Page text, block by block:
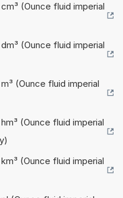
(Ounce fluid imperial
(Ounce fluid imperial
(Ounce fluid imperial
(Ounce fluid imperial
(Ounce fluid imperial